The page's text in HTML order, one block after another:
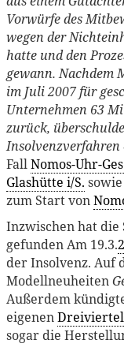
Vorwürfe des
wegen der
hatte und den
gewann. Nachdem
im Juli 2007 für
Unternehmen 63
zurück,
Insolvenzverfahren
FallNomos-Uhr-
Glashütte i/S.
zum Start von
Inzwischen hat die
gefunden Am 19.3.
der Insolvenz. Auf
Modellneuheiten
Außerdem
eigenen
sogar die